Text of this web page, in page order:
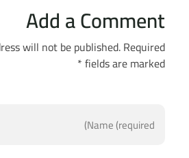
Add a Comment
will not be published. Required
fields are marked *